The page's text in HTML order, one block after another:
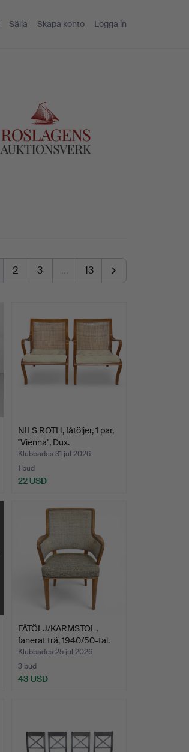
Sälja Skapa konto Logga in
2 3 … 13
NILS ROTH, fåtöljer, 1 par,
"Vienna", Dux.
Klubbades 31 jul 2026
1 bud
22 USD
FÅTÖLJ/KARMSTOL,
fanerat trä, 1940/50-tal.
Klubbades 25 jul 2026
3 bud
43 USD